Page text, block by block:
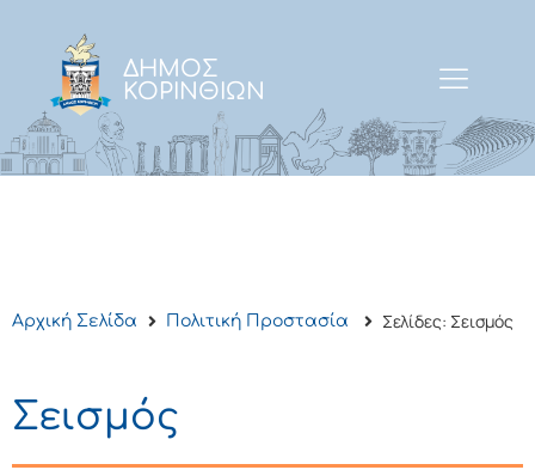
ΔΗΜΟΣ
ΚΟΡΙΝΘΙΩΝ
Αρχική Σελίδα Πολιτική Προστασία Σελίδες: Σεισμός
Σεισμός